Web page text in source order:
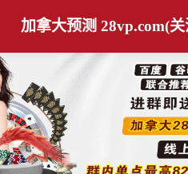
加拿大预测 28vp.com(